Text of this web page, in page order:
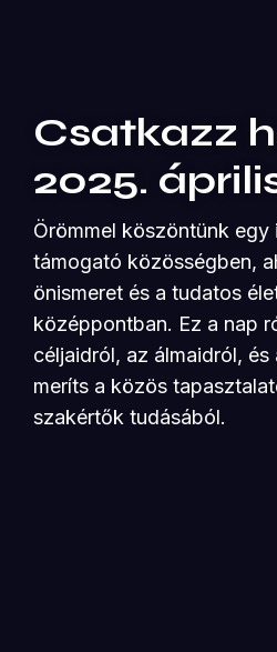
Csatkazz
2025.
Örömmel köszöntünk egy
támogató közösségben,
önismeret és a tudatos
középpontban. Ez a nap
céljaidról, az álmaidról,
meríts a közös
szakértők tudásából.